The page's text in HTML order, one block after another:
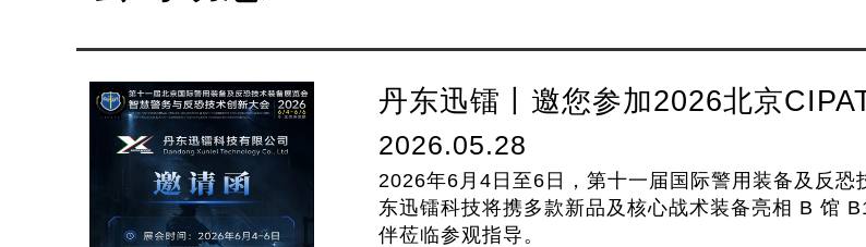
丹东迅镭丨邀您参加2026北京
2026.05.28
2026年6月4日至6日，第十一届国际警用装备及反
东迅镭科技将携多款新品及核心战术装备亮相 B 馆
伴莅临参观指导。